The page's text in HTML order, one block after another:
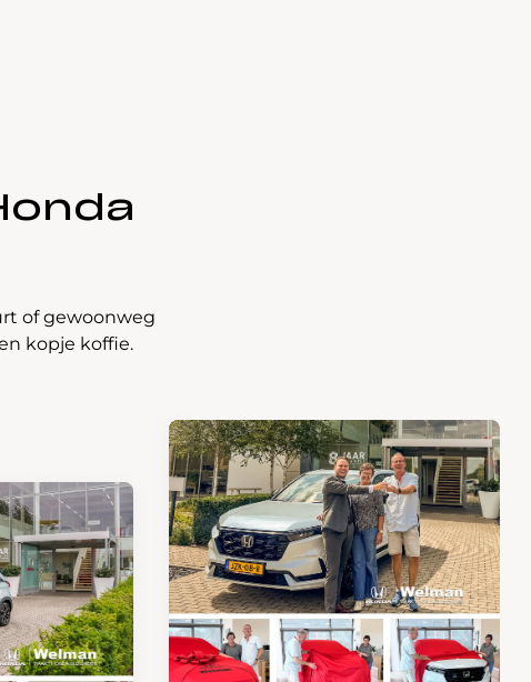
of gewoonweg
kopje koffie.